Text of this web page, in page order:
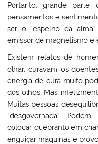
Portanto, grande parte
pensamentos e
ser o “espelho da
emissor de magnetismo e
Existem relatos de
olhar, curavam os
energia de cura muito
dos olhos. Mas,
Muitas pessoas
“desgovernada”.
colocar quebranto em
enguiçar máquinas e